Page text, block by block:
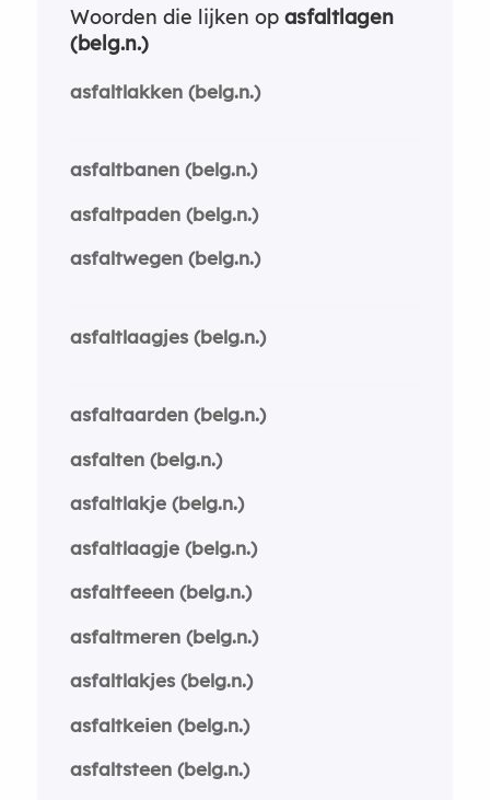
Woorden die lijken op asfaltlagen
(belg.n.)
asfaltlakken (belg.n.)
asfaltbanen (belg.n.)
asfaltpaden (belg.n.)
asfaltwegen (belg.n.)
asfaltlaagjes (belg.n.)
asfaltaarden (belg.n.)
asfalten (belg.n.)
asfaltlakje (belg.n.)
asfaltlaagje (belg.n.)
asfaltfeeen (belg.n.)
asfaltmeren (belg.n.)
asfaltlakjes (belg.n.)
asfaltkeien (belg.n.)
asfaltsteen (belg.n.)